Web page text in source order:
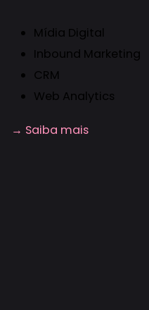
Mídia Digital
Inbound Marketing
CRM
Web Analytics
→ Saiba mais